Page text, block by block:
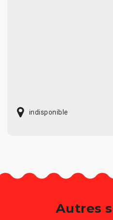
indisponible
Autres